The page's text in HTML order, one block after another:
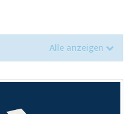
Alle anzeigen